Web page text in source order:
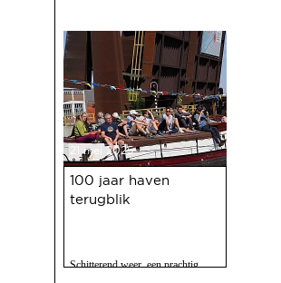
21 mei 2025
100 jaar haven
terugblik
Schitterend weer, een prachtig